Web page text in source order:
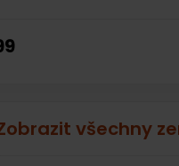
všechny